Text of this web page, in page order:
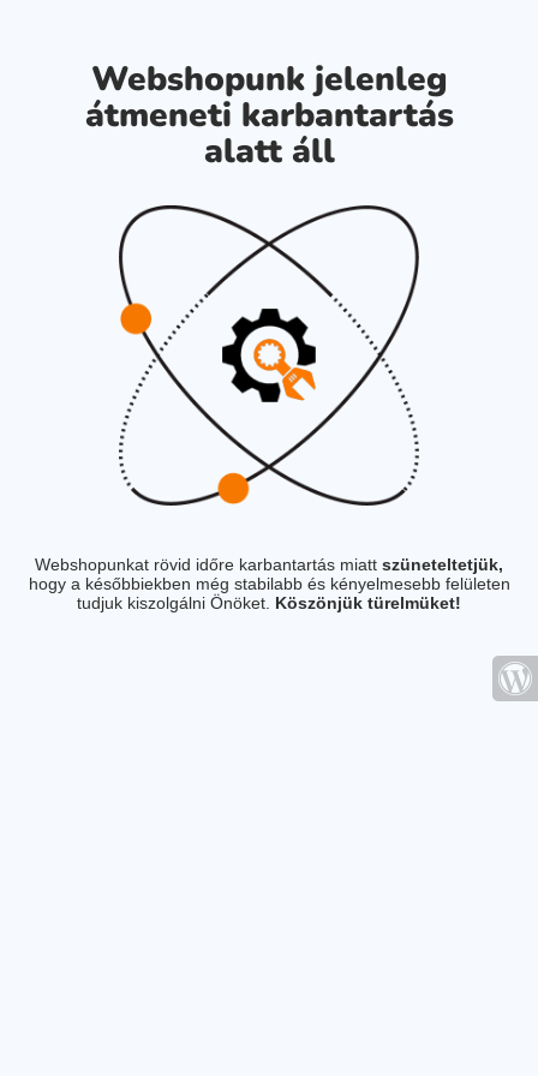
Webshopunk jelenleg
átmeneti karbantartás
alatt áll
Webshopunkat rövid időre karbantartás miatt szüneteltetjük,
hogy a későbbiekben még stabilabb és kényelmesebb felületen
tudjuk kiszolgálni Önöket. Köszönjük türelmüket!